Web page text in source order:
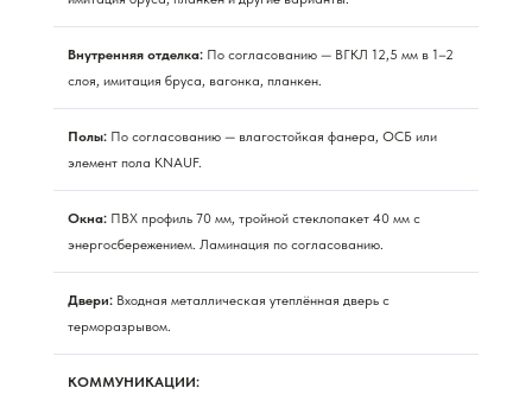
Внутренняя отделка: По согласованию — ВГКЛ 12,5 мм в 1–2
слоя, имитация бруса, вагонка, планкен.
Полы: По согласованию — влагостойкая фанера, ОСБ или
элемент пола KNAUF.
Окна: ПВХ профиль 70 мм, тройной стеклопакет 40 мм с
энергосбережением. Ламинация по согласованию.
Двери: Входная металлическая утеплённая дверь с
терморазрывом.
КОММУНИКАЦИИ: